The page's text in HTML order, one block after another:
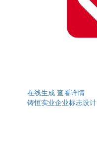
在线生成 查看详情
铸恒实业企业标志设计